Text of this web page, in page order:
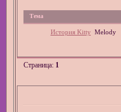
Тема
История Kitty Melody
Страница: 1